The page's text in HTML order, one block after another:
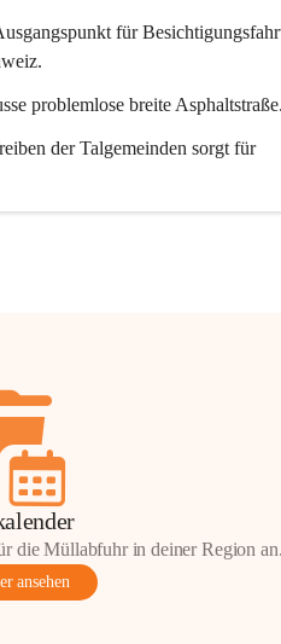
für
problemlose breite
der Talgemeinden sorgt für
die Müllabfuhr in deiner Region
ansehen